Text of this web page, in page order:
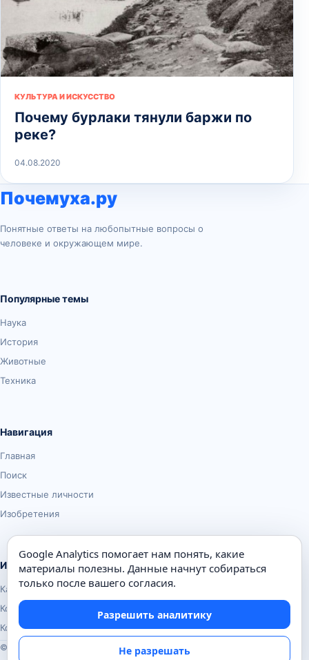
КУЛЬТУРА И ИСКУССТВО
Почему бурлаки тянули баржи по
реке?
04.08.2020
Почемуха.ру
Понятные ответы на любопытные вопросы о
человеке и окружающем мире.
Популярные темы
Наука
История
Животные
Техника
Навигация
Главная
Поиск
Известные личности
Изобретения
Информация
Карта сайта
Контакты
Конфиденциальность
© Почемуха.ру, 2010–2026
Google Analytics помогает нам понять, какие
материалы полезны. Данные начнут собираться
только после вашего согласия.
Разрешить аналитику
Не разрешать